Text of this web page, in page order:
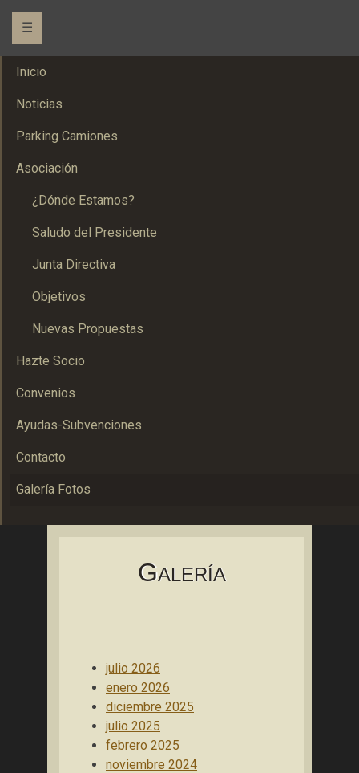
☰
Inicio
Noticias
Parking Camiones
Asociación
¿Dónde Estamos?
Saludo del Presidente
Junta Directiva
Objetivos
Nuevas Propuestas
Hazte Socio
Convenios
Ayudas-Subvenciones
Contacto
Galería Fotos
GALERÍA
julio 2026
enero 2026
diciembre 2025
julio 2025
febrero 2025
noviembre 2024